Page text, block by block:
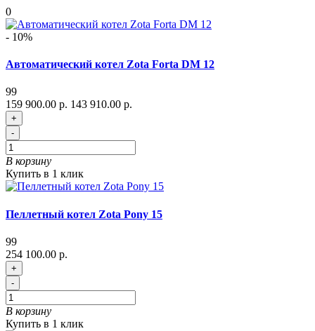
0
- 10%
Автоматический котел Zota Forta DM 12
99
159 900.00 р. 143 910.00 р.
+
-
В корзину
Купить в 1 клик
Пеллетный котел Zota Pony 15
99
254 100.00 р.
+
-
В корзину
Купить в 1 клик